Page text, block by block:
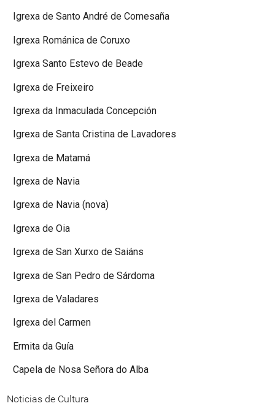
Igrexa de Santo André de Comesaña
Igrexa Románica de Coruxo
Igrexa Santo Estevo de Beade
Igrexa de Freixeiro
Igrexa da Inmaculada Concepción
Igrexa de Santa Cristina de Lavadores
Igrexa de Matamá
Igrexa de Navia
Igrexa de Navia (nova)
Igrexa de Oia
Igrexa de San Xurxo de Saiáns
Igrexa de San Pedro de Sárdoma
Igrexa de Valadares
Igrexa del Carmen
Ermita da Guía
Capela de Nosa Señora do Alba
Noticias de Cultura